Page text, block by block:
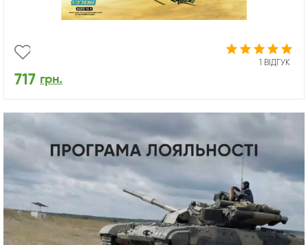
1 ВІДГУК
717 грн.